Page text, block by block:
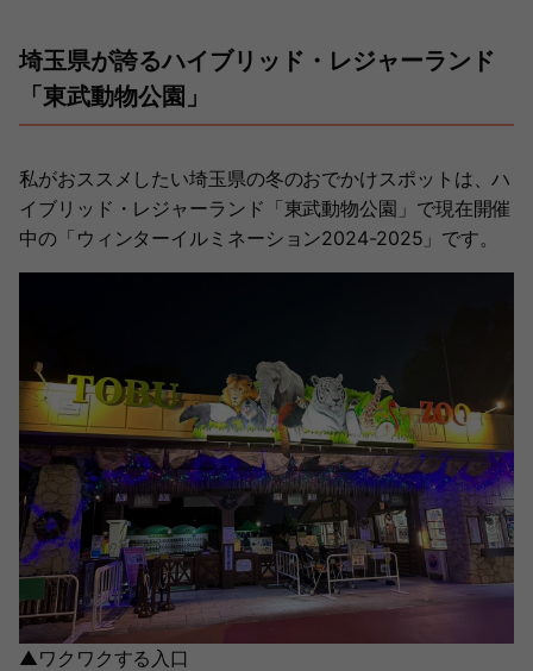
埼玉県が誇るハイブリッド・レジャーランド
「東武動物公園」
私がおススメしたい埼玉県の冬のおでかけスポットは、ハ
イブリッド・レジャーランド「東武動物公園」で現在開催
中の「ウィンターイルミネーション2024-2025」です。
▲ワクワクする入口